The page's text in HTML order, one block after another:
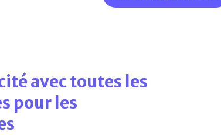
avec toutes les
pour les